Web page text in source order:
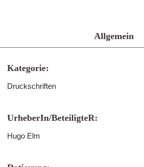
Allgemein
Kategorie:
Druckschriften
UrheberIn/BeteiligteR:
Hugo Elm